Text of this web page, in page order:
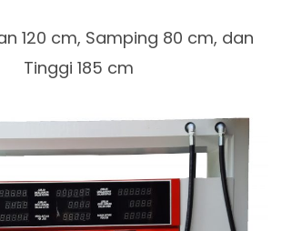
120 cm, Samping 80 cm, dan
Tinggi 185 cm